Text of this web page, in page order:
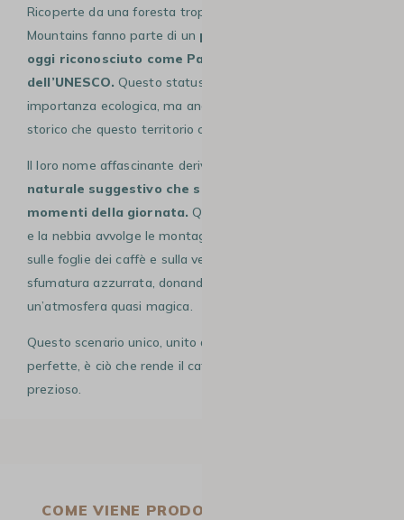
Ricoperte da una foresta tropicale lussureggiante, le Blue
Mountains fanno parte di un parco nazionale protetto,
oggi riconosciuto come Patrimonio mondiale
dell’UNESCO. Questo status conferma non solo la loro
importanza ecologica, ma anche il valore culturale e
storico che questo territorio custodisce.
Il loro nome affascinante deriva da un
naturale suggestivo che si manifesta in particolari
momenti della giornata. Quando il clima diventa fresco
e la nebbia avvolge le montagne, la luce del sole riflessa
sulle foglie dei caffè e sulla vegetazione crea una
sfumatura azzurrata, donando all’intero paesaggio
un’atmosfera quasi magica.
Questo scenario unico, unito alle condizioni climatiche
perfette, è ciò che rende il caffè Blue Mountain così raro e
prezioso.
COME VIENE PRODOTTO IL CAFFÈ BLUE